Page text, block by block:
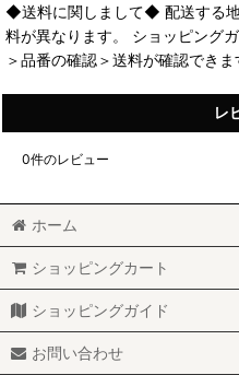
◆送料に関しまして◆ 配送する
料が異なります。 ショッピング
＞品番の確認＞送料が確認できま
レ
0件のレビュー
ホーム
ショッピングカート
ショッピングガイド
お問い合わせ